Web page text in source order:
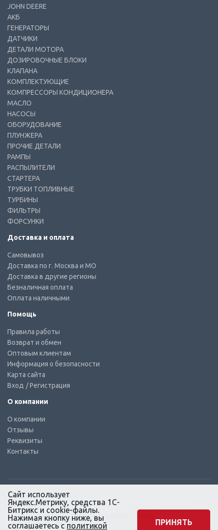
JOHN DEERE
АКБ
ГЕНЕРАТОРЫ
ДАТЧИКИ
ДЕТАЛИ МОТОРА
ДОЗИРОВОЧНЫЕ БЛОКИ
КЛАПАНА
КОМПЛЕКТУЮЩИЕ
КОМПРЕССОРЫ КОНДИЦИОНЕРА
МАСЛО
НАСОСЫ
ОБОРУДОВАНИЕ
ПЛУНЖЕРА
ПРОЧИЕ ДЕТАЛИ
РАМПЫ
РАСПЫЛИТЕЛИ
СТАРТЕРА
ТРУБКИ ТОПЛИВНЫЕ
ТУРБИНЫ
ФИЛЬТРЫ
ФОРСУНКИ
Доставка и оплата
Самовывоз
Доставка по г. Москва и МО
Доставка в другие регионы
Безналичная оплата
Оплата наличными
Помощь
Правила работы
Возврат и обмен
Оптовым клиентам
Информация о безопасности
Карта сайта
Вход / Регистрация
О компании
О компании
Отзывы
Реквизиты
Контакты
© КТС-Дизель – Комплектующие к топливным системам
Все права защищены, 2003 – 2025
Согласие на обработку персональных данных
Сайт использует
Яндекс.Метрику, средства 1С-
Битрикс и cookie-файлы.
Нажимая кнопку ниже, вы
соглашаетесь с политикой
ПРИНЯТЬ